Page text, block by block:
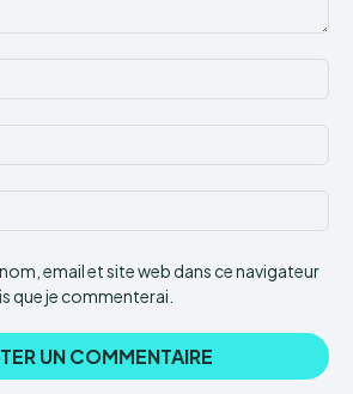
:*
:*
:
email et site web dans ce navigateur
que je commenterai.